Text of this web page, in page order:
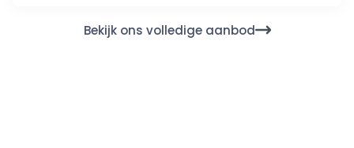
Bekijk ons volledige aanbod